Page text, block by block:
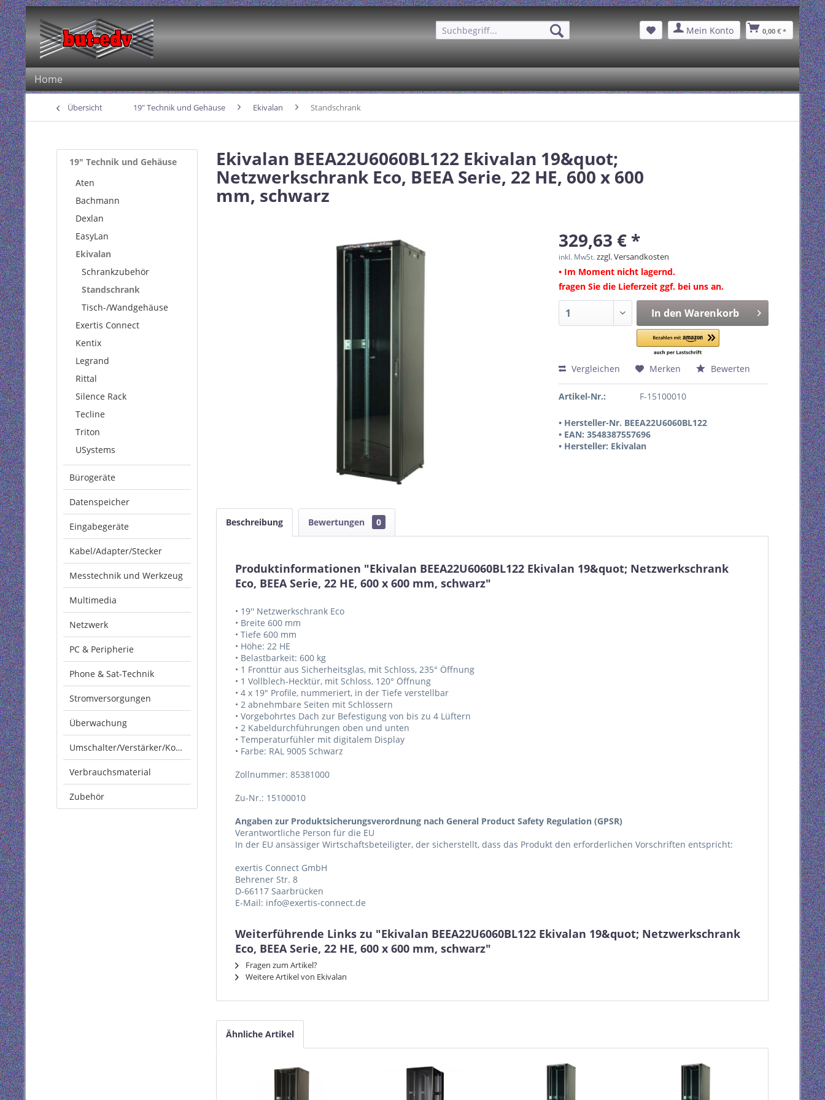
Mein Konto 0,00 € *
Home
Übersicht 19" Technik und Gehäuse Ekivalan Standschrank
19" Technik und Gehäuse
Aten
Bachmann
Dexlan
EasyLan
Ekivalan
Schrankzubehör
Standschrank
Tisch-/Wandgehäuse
Exertis Connect
Kentix
Legrand
Rittal
Silence Rack
Tecline
Triton
USystems
Bürogeräte
Datenspeicher
Eingabegeräte
Kabel/Adapter/Stecker
Messtechnik und Werkzeug
Multimedia
Netzwerk
PC & Peripherie
Phone & Sat-Technik
Stromversorgungen
Überwachung
Umschalter/Verstärker/Konverter
Verbrauchsmaterial
Zubehör
Ekivalan BEEA22U6060BL122 Ekivalan 19&quot;
Netzwerkschrank Eco, BEEA Serie, 22 HE, 600 x 600
mm, schwarz
329,63 € *
inkl. MwSt.zzgl. Versandkosten
• Im Moment nicht lagernd.
fragen Sie die Lieferzeit ggf. bei uns an.
In den Warenkorb
Vergleichen Merken Bewerten
Artikel-Nr.: F-15100010
• Hersteller-Nr. BEEA22U6060BL122
• EAN: 3548387557696
• Hersteller: Ekivalan
Beschreibung Bewertungen 0
Produktinformationen "Ekivalan BEEA22U6060BL122 Ekivalan 19&quot; Netzwerkschrank
Eco, BEEA Serie, 22 HE, 600 x 600 mm, schwarz"
• 19'' Netzwerkschrank Eco
• Breite 600 mm
• Tiefe 600 mm
• Höhe: 22 HE
• Belastbarkeit: 600 kg
• 1 Fronttür aus Sicherheitsglas, mit Schloss, 235° Öffnung
• 1 Vollblech-Hecktür, mit Schloss, 120° Öffnung
• 4 x 19" Profile, nummeriert, in der Tiefe verstellbar
• 2 abnehmbare Seiten mit Schlössern
• Vorgebohrtes Dach zur Befestigung von bis zu 4 Lüftern
• 2 Kabeldurchführungen oben und unten
• Temperaturfühler mit digitalem Display
• Farbe: RAL 9005 Schwarz
Zollnummer: 85381000
Zu-Nr.: 15100010
Angaben zur Produktsicherungsverordnung nach General Product Safety Regulation (GPSR)
Verantwortliche Person für die EU
In der EU ansässiger Wirtschaftsbeteiligter, der sicherstellt, dass das Produkt den erforderlichen Vorschriften entspricht:
exertis Connect GmbH
Behrener Str. 8
D-66117 Saarbrücken
E-Mail: info@exertis-connect.de
Weiterführende Links zu "Ekivalan BEEA22U6060BL122 Ekivalan 19&quot; Netzwerkschrank
Eco, BEEA Serie, 22 HE, 600 x 600 mm, schwarz"
Fragen zum Artikel?
Weitere Artikel von Ekivalan
Ähnliche Artikel